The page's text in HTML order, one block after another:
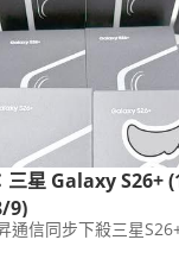
三星 Galaxy S26+
9)
通信同步下殺三星